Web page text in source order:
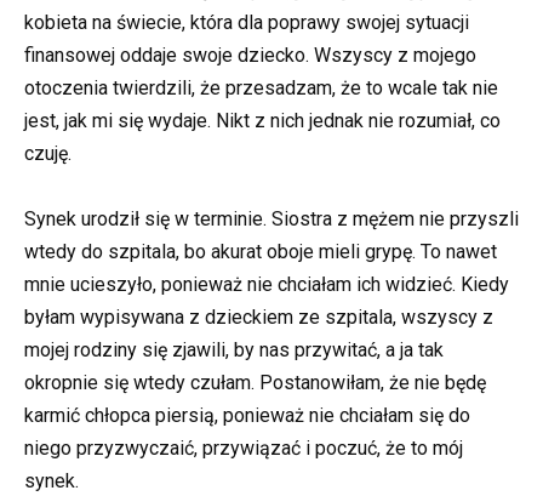
kobieta na świecie, która dla poprawy swojej sytuacji
finansowej oddaje swoje dziecko. Wszyscy z mojego
otoczenia twierdzili, że przesadzam, że to wcale tak nie
jest, jak mi się wydaje. Nikt z nich jednak nie rozumiał, co
czuję.
Synek urodził się w terminie. Siostra z mężem nie przyszli
wtedy do szpitala, bo akurat oboje mieli grypę. To nawet
mnie ucieszyło, ponieważ nie chciałam ich widzieć. Kiedy
byłam wypisywana z dzieckiem ze szpitala, wszyscy z
mojej rodziny się zjawili, by nas przywitać, a ja tak
okropnie się wtedy czułam. Postanowiłam, że nie będę
karmić chłopca piersią, ponieważ nie chciałam się do
niego przyzwyczaić, przywiązać i poczuć, że to mój
synek.